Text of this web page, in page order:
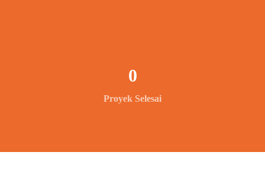
Proyek Selesai
0